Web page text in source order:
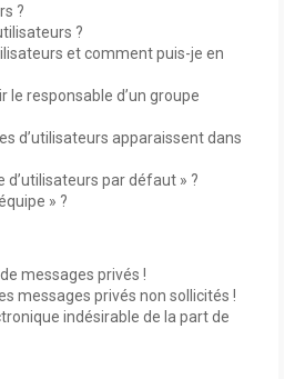
?
?
et comment puis-je en
le responsable d’un groupe
d’utilisateurs apparaissent dans
d’utilisateurs par défaut » ?
» ?
messages privés !
messages privés non sollicités !
indésirable de la part de